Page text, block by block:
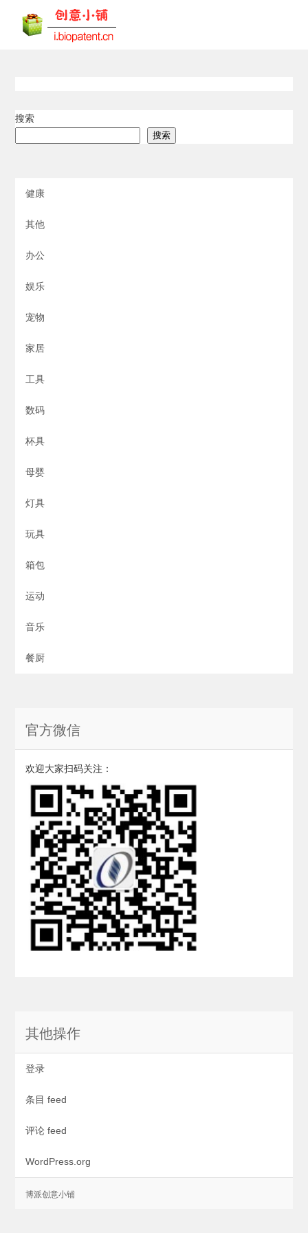
搜索
搜索
健康
其他
办公
娱乐
宠物
家居
工具
数码
杯具
母婴
灯具
玩具
箱包
运动
音乐
餐厨
官方微信
欢迎大家扫码关注：
其他操作
登录
条目 feed
评论 feed
WordPress.org